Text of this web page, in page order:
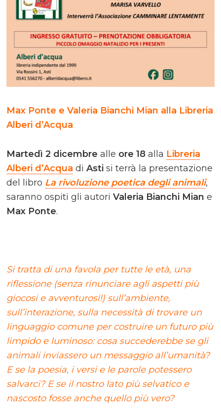
Max Ponte e Valeria Bianchi Mian alla Libreria
Alberi d’Acqua
Martedì 2 dicembre alle ore 18 alla Libreria
Alberi d’Acqua diAsti si terrà la presentazione
del libro La rivoluzione poetica degli animali,
saranno ospiti gli autoriValeria Bianchi Mian e
Max Ponte.
Si tratta di una favola per tutte le età, una
riflessione (senza rinunciare agli aspetti più
giocosi e avventurosi!) sull’ambiente,
sull’interazione, sulla necessità di trovare un
linguaggio comune per costruire un futuro più
limpido e luminoso: cosa succederebbe se gli
animali inviassero un messaggio all’umanità?
E se la poesia, i versi e le parole potessero
salvarci? E se il nostro lato più selvatico e
nascosto fosse anche quello più vero?